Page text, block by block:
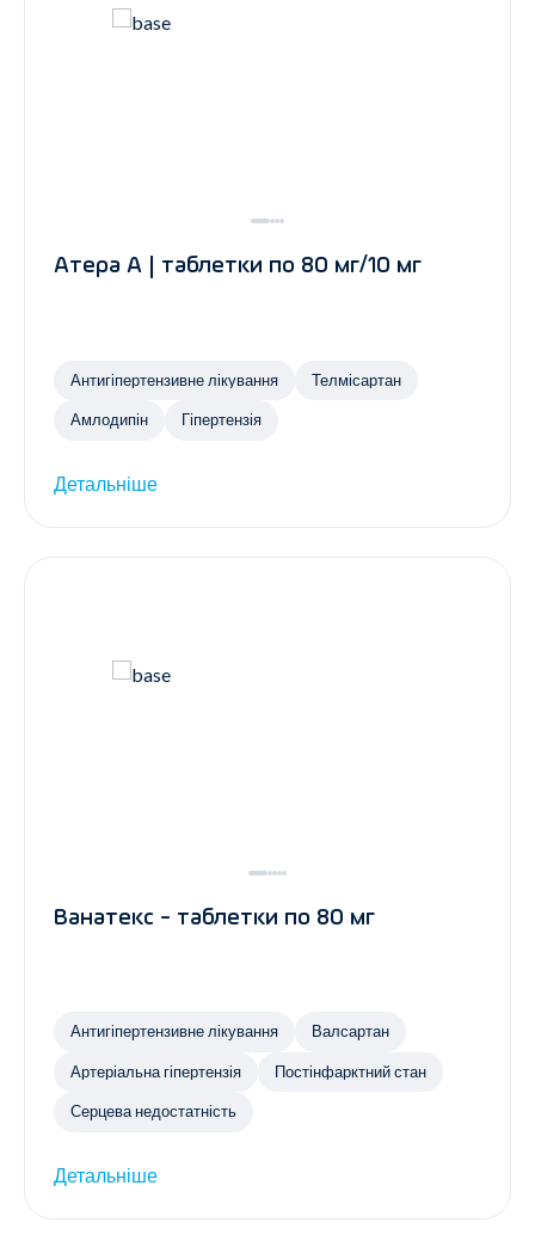
Атера А | таблетки по 80 мг/10 мг
Антигіпертензивне лікування Телмісартан
Амлодипін Гіпертензія
Детальніше
Ванатекс - таблетки по 80 мг
Антигіпертензивне лікування Валсартан
Артеріальна гіпертензія Постінфарктний стан
Серцева недостатність
Детальніше